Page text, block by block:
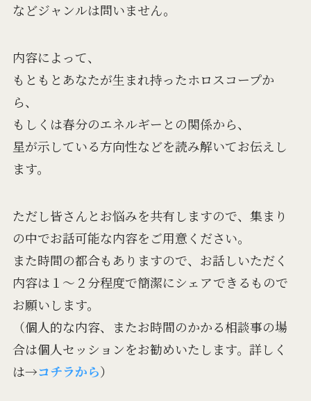
などジャンルは問いません。
内容によって、
もともとあなたが生まれ持ったホロスコープか
ら、
もしくは春分のエネルギーとの関係から、
星が示している方向性などを読み解いてお伝えし
ます。
ただし皆さんとお悩みを共有しますので、集まり
の中でお話可能な内容をご用意ください。
また時間の都合もありますので、お話しいただく
内容は１〜２分程度で簡潔にシェアできるもので
お願いします。
（個人的な内容、またお時間のかかる相談事の場
合は個人セッションをお勧めいたします。詳しく
は→コチラから）